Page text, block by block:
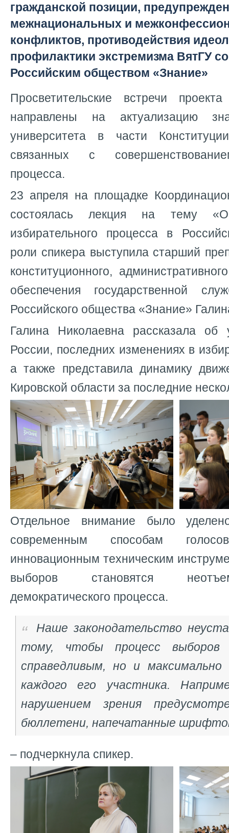
гражданской позиции,
межнациональных и
конфликтов, противодействия
профилактики экстремизма ВятГУ
Российским обществом «Знание»
Просветительские встречи
направлены на актуализацию
университета в части
связанных с
процесса.
23 апреля на площадке
состоялась лекция на тему
избирательного процесса в
роли спикера выступила старший
конституционного,
обеспечения государственной
Российского общества «Знание»
Галина Николаевна рассказала об
России, последних изменениях в
а также представила динамику
Кировской области за последние
Отдельное внимание было
современным способам
инновационным техническим
выборов становятся
демократического процесса.
Наше законодательство
тому, чтобы процесс
справедливым, но и
каждого его участника.
нарушением зрения
бюллетени, напечатанные
– подчеркнула спикер.